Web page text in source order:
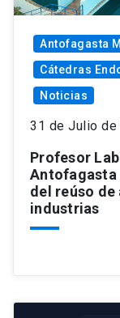
Antofagasta
Cátedras
Noticias
31 de Julio de
Profesor
Antofagasta
del reúso de
industrias